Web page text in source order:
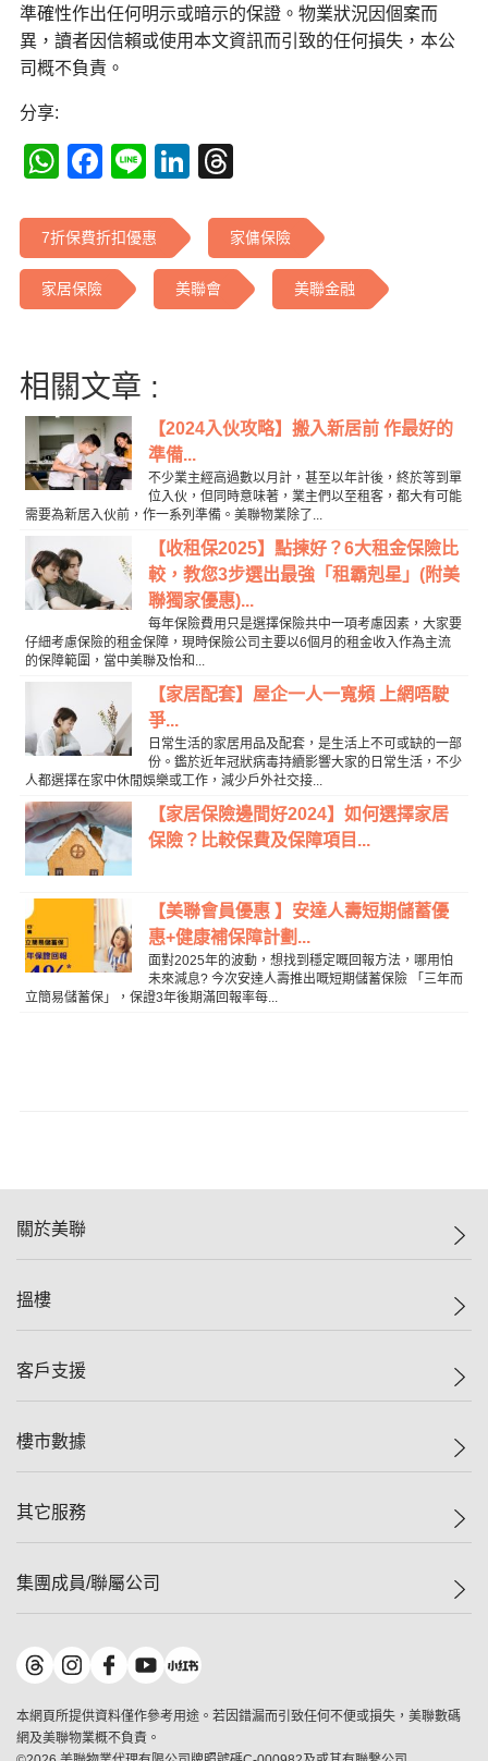
準確性作出任何明示或暗示的保證。物業狀況因個案而
異，讀者因信賴或使用本文資訊而引致的任何損失，本公
司概不負責。
分享:
WhatsApp
Facebook
LineLinkedIn
7折保費折扣優惠 家傭保險
家居保險 美聯會 美聯金融
相關文章 :
【2024入伙攻略】搬入新居前 作最好的
準備...
不少業主經高過數以月計，甚至以年計後，終於等到單
位入伙，但同時意味著，業主們以至租客，都大有可能
需要為新居入伙前，作一系列準備。美聯物業除了...
【收租保2025】點揀好？6大租金保險比
較，教您3步選出最強「租霸剋星」(附美
聯獨家優惠)...
每年保險費用只是選擇保險共中一項考慮因素，大家要
仔細考慮保險的租金保障，現時保險公司主要以6個月的租金收入作為主流
的保障範圍，當中美聯及怡和...
【家居配套】屋企一人一寬頻 上網唔駛
爭...
日常生活的家居用品及配套，是生活上不可或缺的一部
份。鑑於近年冠狀病毒持續影響大家的日常生活，不少
人都選擇在家中休閒娛樂或工作，減少戶外社交接...
【家居保險邊間好2024】如何選擇家居
保險？比較保費及保障項目...
【美聯會員優惠 】安達人壽短期儲蓄優
惠+健康補保障計劃...
面對2025年的波動，想找到穩定嘅回報方法，哪用怕
未來減息? 今次安達人壽推出嘅短期儲蓄保險 「三年而
立簡易儲蓄保」，保證3年後期滿回報率每...
關於美聯
美聯集團
人才招募
搵樓
一手新盤
減價
美聯豪宅
獨家樓盤
租盤
客戶支援
自助放盤
查詢熱線
按揭計算機
負擔能力計算機
轉按計算機
繳款方式
樓市數據
樓價指數
歷史成交
屋苑成交排行榜
地區百科
其它服務
屋苑專頁
美聯精英會
美善會
集團成員/聯屬公司
美聯物業
鋑聯控股*
美聯工商舖*
美聯中國
本網頁所提供資料僅作參考用途。若因錯漏而引致任何不便或損失，美聯數碼
網及美聯物業概不負責。